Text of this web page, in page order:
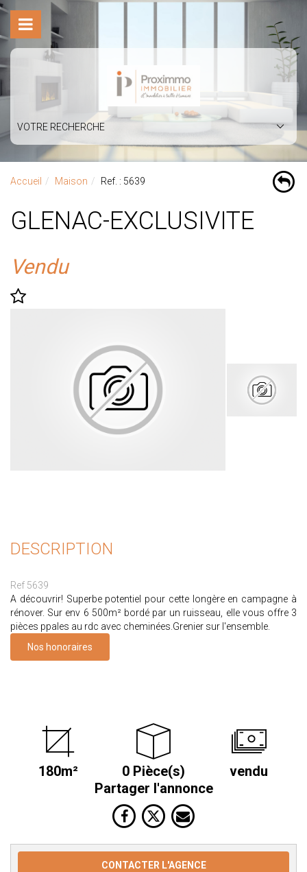
VOTRE RECHERCHE
Accueil Maison Ref. : 5639
GLENAC-EXCLUSIVITE
Vendu
DESCRIPTION
Ref 5639
A découvrir! Superbe potentiel pour cette longère en campagne à
rénover. Sur env 6 500m² bordé par un ruisseau, elle vous offre 3
pièces ppales au rdc avec cheminées.Grenier sur l'ensemble.
Nos honoraires
180m² 0 Pièce(s)
vendu
Partager l'annonce
CONTACTER L'AGENCE